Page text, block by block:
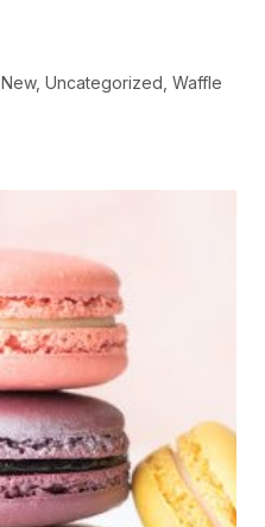
New Uncategorized Waffle